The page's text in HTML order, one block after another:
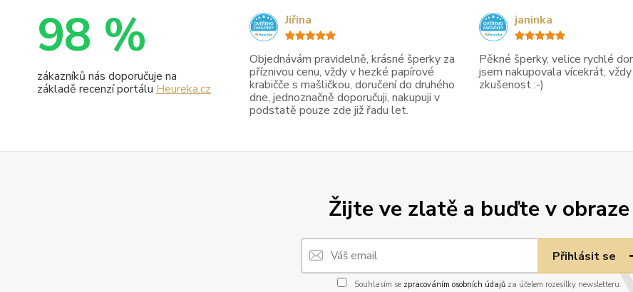
Žijte ve zlatě a buďte v obraze
Přihlásit se
Souhlasím se zpracováním osobních údajůza účelem rozesílky newsletteru.
98 %
zákazníků nás doporučuje na
základě recenzí portálu Heureka.cz
Objednávám pravidelně, krásné šperky za
příznivou cenu, vždy v hezké papírové
krabičče s mašličkou, doručení do druhého
dne, jednoznačně doporučuji, nakupuji v
podstatě pouze zde již řadu let.
Jiřina
Pěkné šperky, velice rychlé
jsem nakupovala vícekrát,
zkušenost :-)
janinka